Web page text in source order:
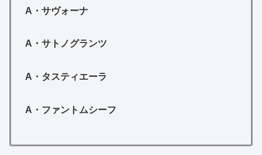
A・ サヴォーナ
A・ サトノグランツ
A・ タスティエーラ
A・ ファントムシーフ